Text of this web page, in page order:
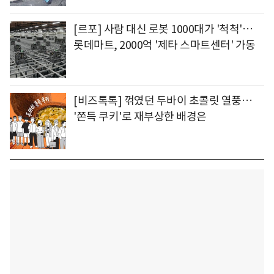
[르포] 사람 대신 로봇 1000대가 '척척'…
롯데마트, 2000억 '제타 스마트센터' 가동
[비즈톡톡] 꺾였던 두바이 초콜릿 열풍…
'쫀득 쿠키'로 재부상한 배경은